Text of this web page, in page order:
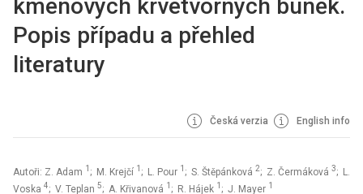
kmenových krvetvorných buněk.
Popis případu a přehled
literatury
Česká verzia English info
Autoři: Z. Adam 1 ; M. Krejčí 1 ; L. Pour 1 ; S. Štěpánková 2; Z. Čermáková 3; L.
Voska 4; V. Teplan 5; A. Křivanová 1 ; R. Hájek 1 ; J. Mayer 1